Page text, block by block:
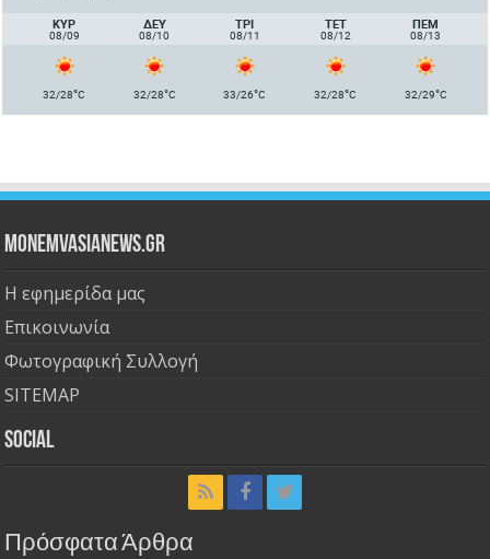
ΚΥΡ
08/09
ΔΕΥ
08/10
ΤΡΙ
08/11
ΤΕΤ
08/12
ΠΈΜ
08/13
32/28°C 32/28°C 33/26°C 32/28°C 32/29°C
Monemvasianews.gr
Η εφημερίδα μας
Επικοινωνία
Φωτογραφική Συλλογή
SITEMAP
Social
Πρόσφατα Άρθρα